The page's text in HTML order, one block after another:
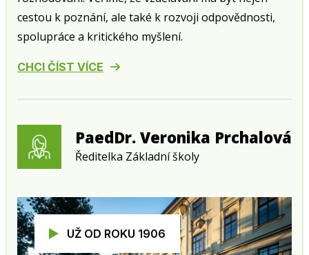
cestou k poznání, ale také k rozvoji odpovědnosti,
spolupráce a kritického myšlení.
CHCI ČÍST VÍCE
PaedDr. Veronika Prchalová
Ředitelka Základní školy
UŽ OD ROKU 1906